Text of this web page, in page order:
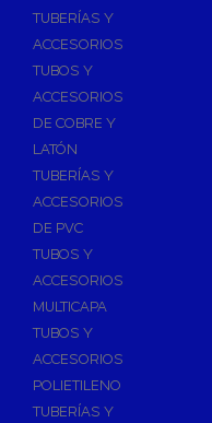
TUBERÍAS Y
ACCESORIOS
TUBOS Y
ACCESORIOS
DE COBRE Y
LATÓN
TUBERÍAS Y
ACCESORIOS
DE PVC
TUBOS Y
ACCESORIOS
MULTICAPA
TUBOS Y
ACCESORIOS
POLIETILENO
TUBERÍAS Y